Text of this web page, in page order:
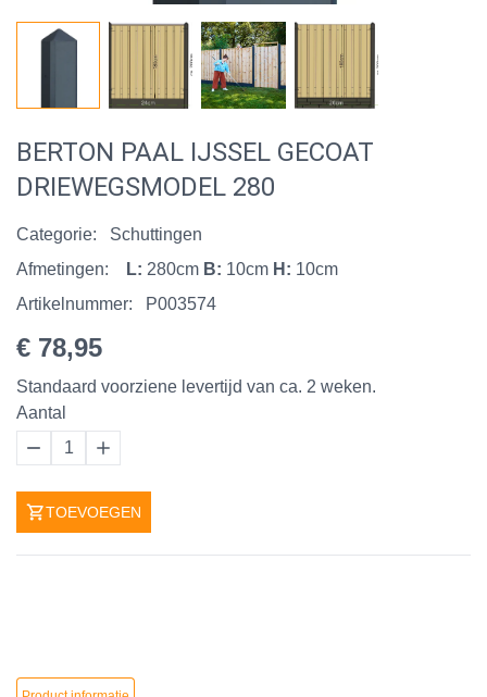
BERTON PAAL IJSSEL GECOAT
DRIEWEGSMODEL 280
Categorie:
Schuttingen
Afmetingen:
L: 280cm B: 10cm H: 10cm
Artikelnummer:
P003574
€ 78,95
Standaard voorziene levertijd van ca. 2 weken.
Aantal
1
TOEVOEGEN